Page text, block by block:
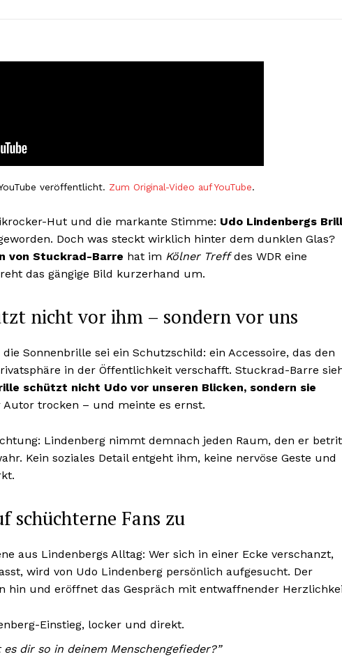
veröffentlicht. Zum Original-Video auf YouTube.
Hut und die markante Stimme: Udo Lindenbergs
Doch was steckt wirklich hinter dem dunklen Glas?
von Stuckrad-Barre hat im Kölner Treffdes WDR eine
das gängige Bild kurzerhand um.
nicht vor ihm – sondern vor uns
Sonnenbrille sei ein Schutzschild: ein Accessoire, das den
in der Öffentlichkeit verschafft. Stuckrad-Barre
schützt nicht Udo vor unseren Blicken, sondern sie
Autor trocken – und meinte es ernst.
Lindenberg nimmt demnach jeden Raum, den er
Kein soziales Detail entgeht ihm, keine nervöse Geste und
schüchterne Fans zu
aus Lindenbergs Alltag: Wer sich in einer Ecke verschanzt,
wird von Udo Lindenberg persönlich aufgesucht. Der
hin und eröffnet das Gespräch mit entwaffnender
Einstieg, locker und direkt.
es dir so in deinem Menschengefieder?”